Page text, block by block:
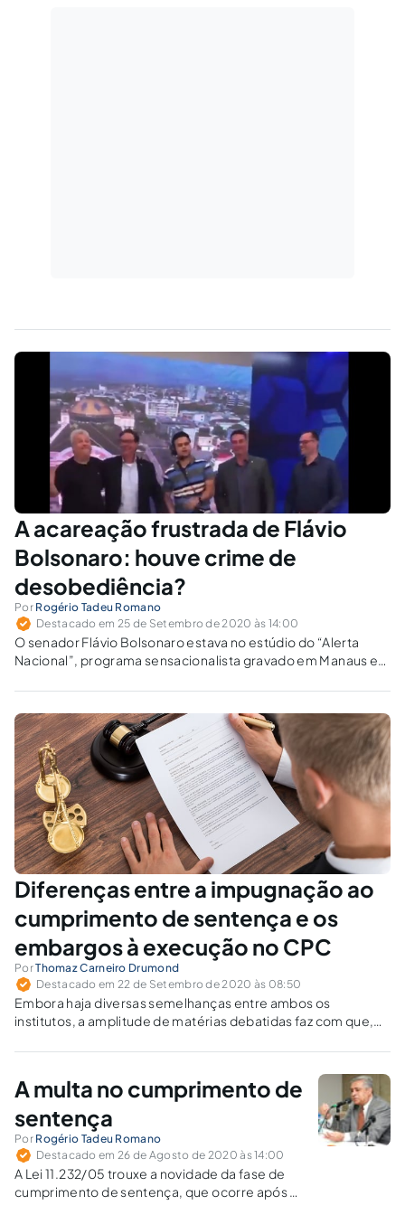
A acareação frustrada de Flávio
Bolsonaro: houve crime de
desobediência?
Por Rogério Tadeu Romano
Destacado em 25 de Setembro de 2020 às 14:00
O senador Flávio Bolsonaro estava no estúdio do “Alerta
Nacional”, programa sensacionalista gravado em Manaus e
procuradores da República o esperavam no Rio de Janeiro
para uma acareação com o empresário Paulo Marinho.
Diferenças entre a impugnação ao
cumprimento de sentença e os
embargos à execução no CPC
PorThomaz Carneiro Drumond
Destacado em 22 de Setembro de 2020 às 08:50
Embora haja diversas semelhanças entre ambos os
institutos, a amplitude de matérias debatidas faz com que,
formação do título, ao contrário da impugnação, que se
A multa no cumprimento de
sentença
Por Rogério Tadeu Romano
Destacado em 26 de Agosto de 2020 às 14:00
A Lei 11.232/05 trouxe a novidade da fase de
cumprimento de sentença, que ocorre após a